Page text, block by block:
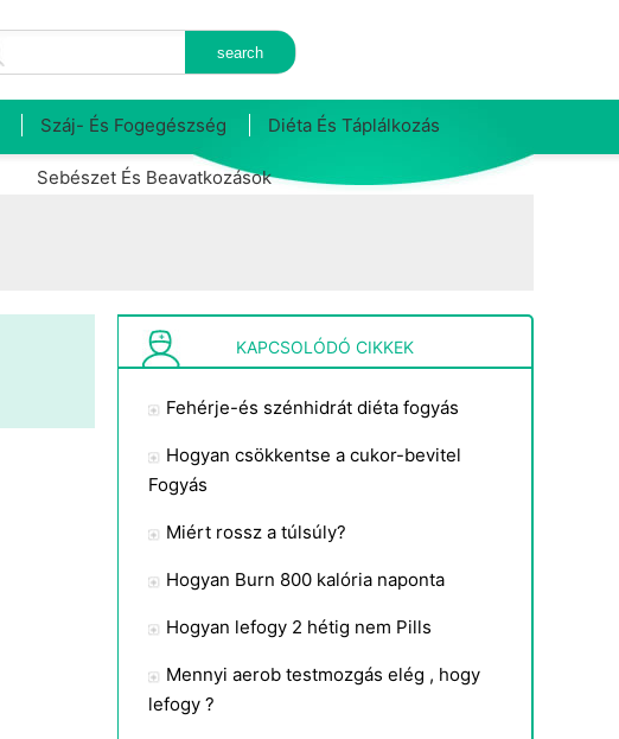
Száj- És Fogegészség Diéta És Táplálkozás
Sebészet És Beavatkozások
KAPCSOLÓDÓ CIKKEK
Fehérje-és szénhidrát diéta fogyás
Hogyan csökkentse a cukor-bevitel
Fogyás
Miért rossz a túlsúly?
Hogyan Burn 800 kalória naponta
Hogyan lefogy 2 hétig nem Pills
Mennyi aerob testmozgás elég , hogy
lefogy ?